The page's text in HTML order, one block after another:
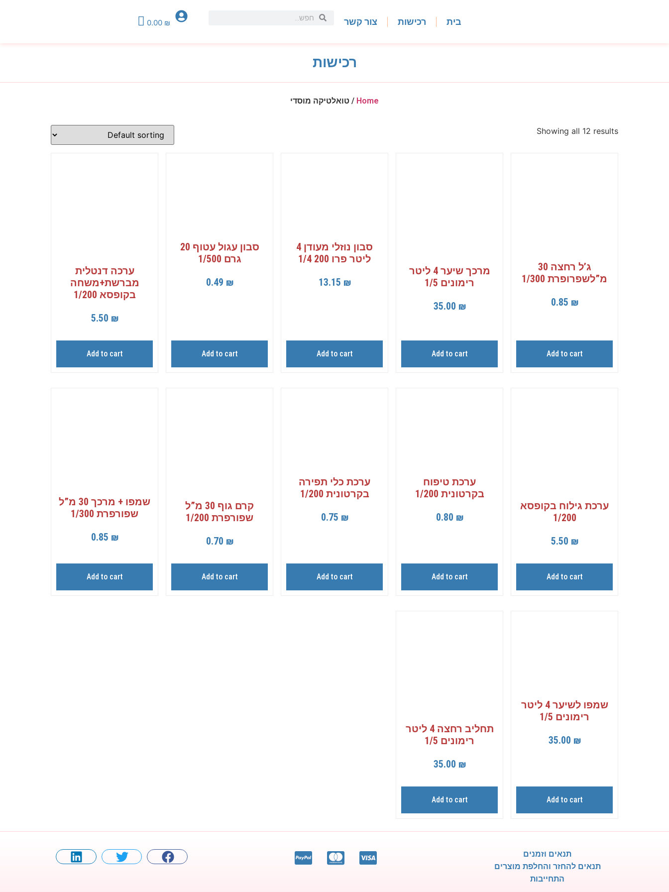
בית רכישות צור קשר 0.00 ₪
רכישות
Home / טואלטיקה מוסדי
Showing all 12 results
ג’ל רחצה 30
מ”לשפרופרת 1/300
0.85 ₪
Add to cart
מרכך שיער 4 ליטר
רימונים 1/5
35.00 ₪
Add to cart
סבון נוזלי מעודן 4
ליטר פרו 200 1/4
13.15 ₪
Add to cart
סבון עגול עטוף 20
גרם 1/500
0.49 ₪
Add to cart
ערכה דנטלית
מברשת+משחה
בקופסא 1/200
5.50 ₪
Add to cart
ערכת גילוח בקופסא
1/200
5.50 ₪
Add to cart
ערכת טיפוח
בקרטונית 1/200
0.80 ₪
Add to cart
ערכת כלי תפירה
בקרטונית 1/200
0.75 ₪
Add to cart
קרם גוף 30 מ”ל
שפורפרת 1/200
0.70 ₪
Add to cart
שמפו + מרכך 30 מ”ל
שפורפרת 1/300
0.85 ₪
Add to cart
שמפו לשיער 4 ליטר
רימונים 1/5
35.00 ₪
Add to cart
תחליב רחצה 4 ליטר
רימונים 1/5
35.00 ₪
Add to cart
תנאים וזמנים
תנאים להחזר והחלפת מוצרים
התחייבות